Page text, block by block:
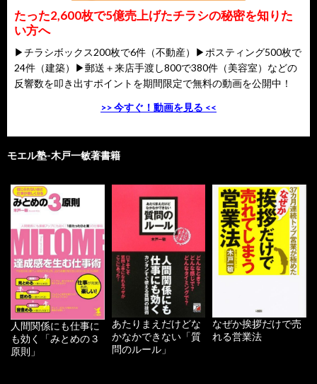
たった2,600枚で5億売上げたチラシの秘密を知りた
い方へ
▶チラシボックス200枚で6件（不動産）▶ポスティング500枚で
24件（建築）▶郵送＋来店手渡し800で380件（美容室）などの
反響数を叩き出すポイントを期間限定で無料の動画を公開中！
>> 今すぐ！動画を見る <<
モエル塾-木戸一敏著書籍
人間関係にも仕事に
も効く「みとめの３
原則」
あたりまえだけどな
かなかできない「質
問のルール」
なぜか挨拶だけで売
れる営業法